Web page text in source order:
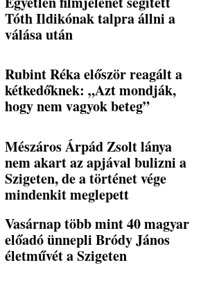
Tóth Ildikónak talpra állni a
válása után
Rubint Réka először reagált a
kétkedőknek: „Azt mondják,
hogy nem vagyok beteg”
Mészáros Árpád Zsolt lánya
nem akart az apjával bulizni a
Szigeten, de a történet vége
mindenkit meglepett
Vasárnap több mint 40 magyar
előadó ünnepli Bródy János
életművét a Szigeten